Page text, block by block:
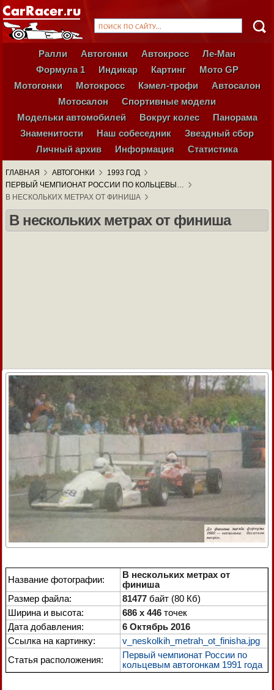
Ралли Автогонки Автокросс
Ле-Ман
Формула 1
Индикар Картинг
Мото GP
Мотогонки
Мотокросс Кэмел-трофи
Автосалон
Мотосалон
Спортивные модели
Модельки автомобилей
Вокруг колес
Панорама
Знаменитости
Наш собеседник
Звездный сбор
Личный архив
Информация Статистика
ГЛАВНАЯ АВТОГОНКИ
1993 ГОД
ПЕРВЫЙ ЧЕМПИОНАТ РОССИИ ПО КОЛЬЦЕВЫ…
В НЕСКОЛЬКИХ МЕТРАХ ОТ ФИНИША
В нескольких метрах от финиша
Название фотографии:
В нескольких метрах от
финиша
Размер файла:
81477 байт (80 Кб)
Ширина и высота:
686 x 446 точек
Дата добавления:
6 Октябрь 2016
Ссылка на картинку:
v_neskolkih_metrah_ot_finisha.jpg
Статья расположения:
Первый чемпионат России по
кольцевым автогонкам 1991 года